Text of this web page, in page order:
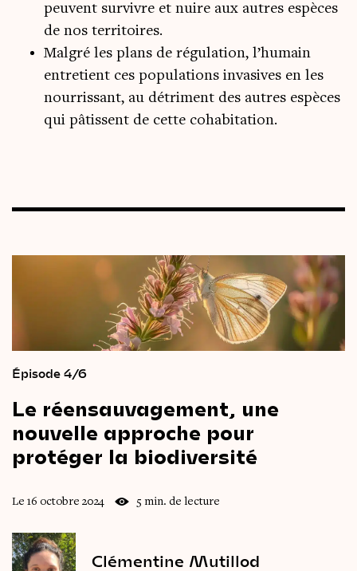
peuvent survivre et nuire aux autres espèces
de nos territoires.
Malgré les plans de régulation, l’humain
entretient ces populations invasives en les
nourrissant, au détriment des autres espèces
qui pâtissent de cette cohabitation.
Épisode 4/6
Le réensauvagement, une
nouvelle approche pour
protéger la biodiversité
Le 16 octobre 2024 5 min. de lecture
Clémentine Mutillod